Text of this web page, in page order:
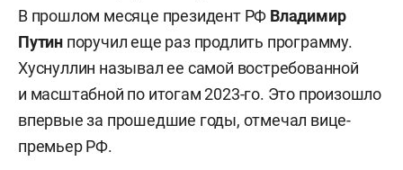
В прошлом месяце президент РФ Владимир
Путин поручил еще раз продлить программу.
Хуснуллин называл ее самой востребованной
и масштабной по итогам 2023-го. Это произошло
впервые за прошедшие годы, отмечал вице-
премьер РФ.